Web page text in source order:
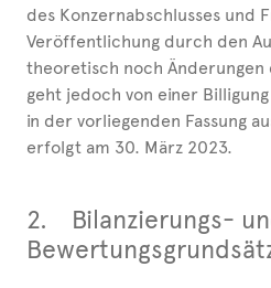
des Konzernabschlusses und
Veröffentlichung durch den
theoretisch noch Änderungen
geht jedoch von einer
in der vorliegenden Fassung
erfolgt am 30. März 2023.
2. Bilanzierungs-